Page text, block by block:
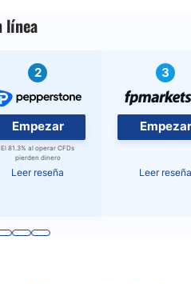
línea
2
Empezar
El 81.3% al operar CFDs
pierden dinero
Leer reseña
3
Empezar
Leer reseña